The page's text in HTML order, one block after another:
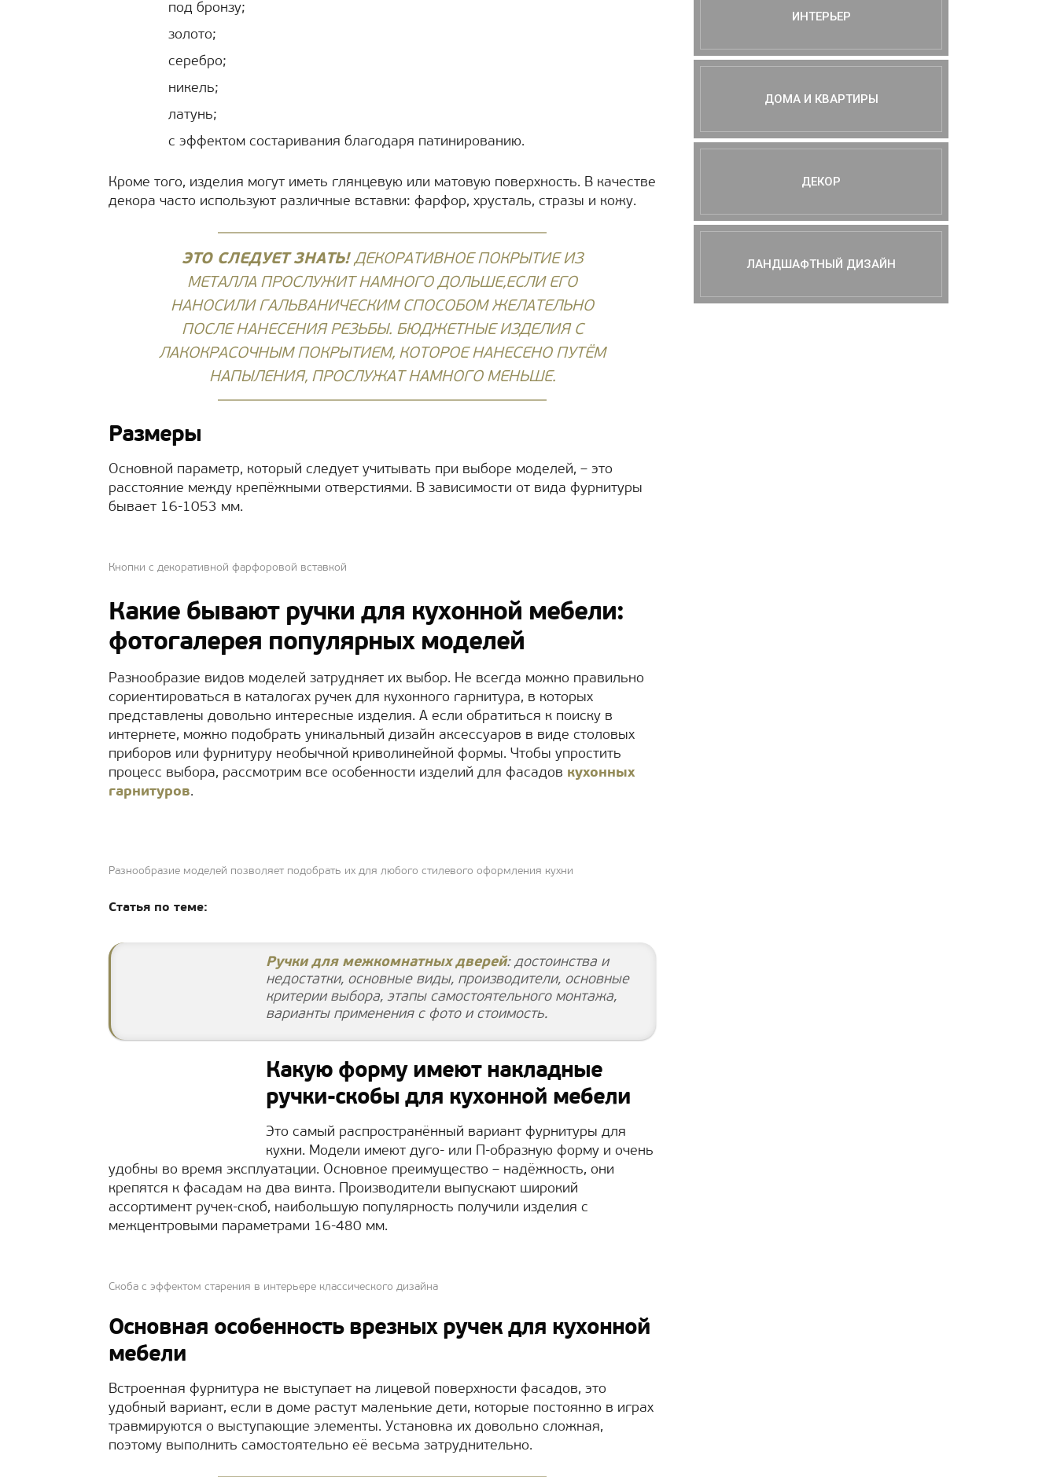
под бронзу;
золото;
серебро;
никель;
латунь;
с эффектом состаривания благодаря патинированию.
Кроме того, изделия могут иметь глянцевую или матовую поверхность. В качестве
декора часто используют различные вставки: фарфор, хрусталь, стразы и кожу.
ЭТО СЛЕДУЕТ ЗНАТЬ! ДЕКОРАТИВНОЕ ПОКРЫТИЕ ИЗ
МЕТАЛЛА ПРОСЛУЖИТ НАМНОГО ДОЛЬШЕ,ЕСЛИ ЕГО
НАНОСИЛИ ГАЛЬВАНИЧЕСКИМ СПОСОБОМ ЖЕЛАТЕЛЬНО
ПОСЛЕ НАНЕСЕНИЯ РЕЗЬБЫ. БЮДЖЕТНЫЕ ИЗДЕЛИЯ С
ЛАКОКРАСОЧНЫМ ПОКРЫТИЕМ, КОТОРОЕ НАНЕСЕНО ПУТЁМ
НАПЫЛЕНИЯ, ПРОСЛУЖАТ НАМНОГО МЕНЬШЕ.
Размеры
Основной параметр, который следует учитывать при выборе моделей, – это
расстояние между крепёжными отверстиями. В зависимости от вида фурнитуры
бывает 16-1053 мм.
Кнопки с декоративной фарфоровой вставкой
Какие бывают ручки для кухонной мебели:
фотогалерея популярных моделей
Разнообразие видов моделей затрудняет их выбор. Не всегда можно правильно
сориентироваться в каталогах ручек для кухонного гарнитура, в которых
представлены довольно интересные изделия. А если обратиться к поиску в
интернете, можно подобрать уникальный дизайн аксессуаров в виде столовых
приборов или фурнитуру необычной криволинейной формы. Чтобы упростить
процесс выбора, рассмотрим все особенности изделий для фасадов кухонных
гарнитуров.
Разнообразие моделей позволяет подобрать их для любого стилевого оформления кухни
Статья по теме:
Ручки для межкомнатных дверей: достоинства и
недостатки, основные виды, производители, основные
критерии выбора, этапы самостоятельного монтажа,
варианты применения с фото и стоимость.
Какую форму имеют накладные
ручки-скобы для кухонной мебели
Это самый распространённый вариант фурнитуры для
кухни. Модели имеют дуго- или П-образную форму и очень
удобны во время эксплуатации. Основное преимущество – надёжность, они
крепятся к фасадам на два винта. Производители выпускают широкий
ассортимент ручек-скоб, наибольшую популярность получили изделия с
межцентровыми параметрами 16-480 мм.
Скоба с эффектом старения в интерьере классического дизайна
Основная особенность врезных ручек для кухонной
мебели
Встроенная фурнитура не выступает на лицевой поверхности фасадов, это
удобный вариант, если в доме растут маленькие дети, которые постоянно в играх
травмируются о выступающие элементы. Установка их довольно сложная,
поэтому выполнить самостоятельно её весьма затруднительно.
ИНТЕРЬЕР
ДОМА И КВАРТИРЫ
ДЕКОР
ЛАНДШАФТНЫЙ ДИЗАЙН